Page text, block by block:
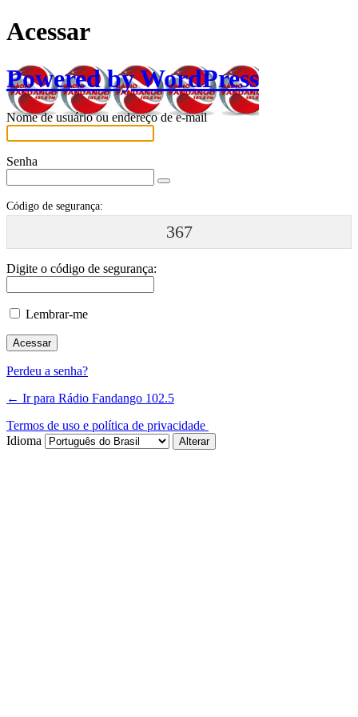
Acessar
Powered by WordPress
Nome de usuário ou endereço de e-mail
Senha
Código de segurança:
367
Digite o código de segurança:
Lembrar-me
Perdeu a senha?
← Ir para Rádio Fandango 102.5
Termos de uso e política de privacidade
Idioma